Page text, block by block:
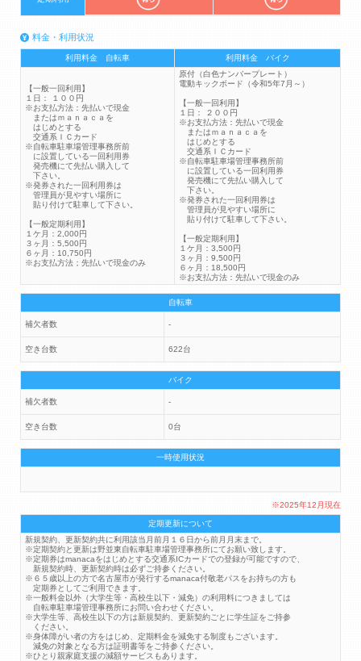
料金・利用状況
利用料金 自転車 利用料金 バイク
【一般一回利用】
１日： １００円
※お支払方法：先払いで現金
またはｍａｎａｃａを
はじめとする
交通系ＩＣカード
※自転車駐車場管理事務所前
に設置している一回利用券
発売機にて先払い購入して
下さい。
※発券された一回利用券は
管理員が見やすい場所に
貼り付けて駐車して下さい。
【一般定期利用】
１ケ月：2,000円
３ヶ月：5,500円
６ヶ月：10,750円
※お支払方法；先払いで現金のみ
原付（白色ナンバープレート）
電動キックボード（令和5年7月～）
【一般一回利用】
１日： ２００円
※お支払方法：先払いで現金
またはｍａｎａｃａを
はじめとする
交通系ＩＣカード
※自転車駐車場管理事務所前
に設置している一回利用券
発売機にて先払い購入して
下さい。
※発券された一回利用券は
管理員が見やすい場所に
貼り付けて駐車して下さい。
【一般定期利用】
１ケ月：3,500円
３ヶ月：9,500円
６ヶ月：18,500円
※お支払方法：先払いで現金のみ
自転車
補欠者数 -
空き台数 622台
バイク
補欠者数 -
空き台数 0台
一時使用状況
※2025年12月現在
定期更新について
新規契約、更新契約共に利用該当月前月１６日から前月月末まで。
※定期契約と更新は野並東自転車駐車場管理事務所にてお願い致します。
※定期券はmanacaをはじめとする交通系ICカードでの登録が可能ですので、
新規契約時、更新契約時は必ずご持参ください。
※６５歳以上の方で名古屋市が発行するmanaca付敬老パスをお持ちの方も
定期券としてご利用できます。
※一般料金以外（大学生等・高校生以下・減免）の利用料につきましては
自転車駐車場管理事務所にお問い合わせください。
※大学生等、高校生以下の方は新規契約、更新契約ごとに学生証をご持参
ください。
※身体障がい者の方をはじめ、定期料金を減免する制度もございます。
減免の対象となる方は証明書等をご持参ください。
※ひとり親家庭支援の減額サービスもあります。